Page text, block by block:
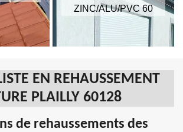
ZINC/ALU/PVC 60
EN REHAUSSEMENT
PLAILLY 60128
de rehaussements des